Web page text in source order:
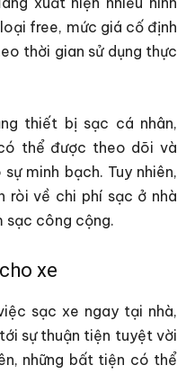
free, mức giá cố định
thời gian sử dụng thực
thiết bị sạc cá nhân,
thể được theo dõi và
minh bạch. Tuy nhiên,
ròi về chi phí sạc ở nhà
sạc công cộng.
xe
sạc xe ngay tại nhà,
sự thuận tiện tuyệt vời
những bất tiện có thể